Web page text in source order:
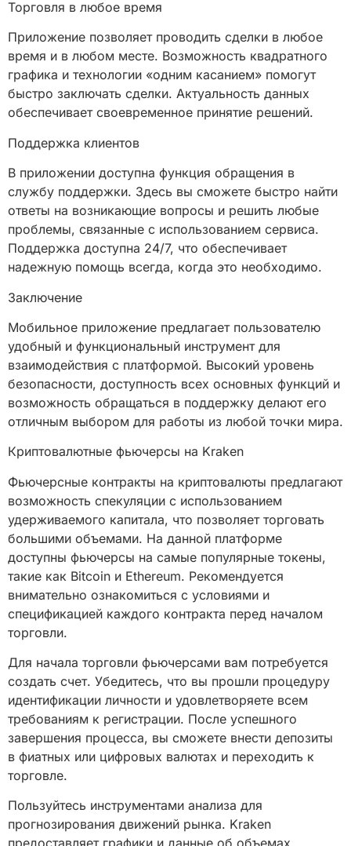
Торговля в любое время
Приложение позволяет проводить сделки в любое
время и в любом месте. Возможность квадратного
графика и технологии «одним касанием» помогут
быстро заключать сделки. Актуальность данных
обеспечивает своевременное принятие решений.
Поддержка клиентов
В приложении доступна функция обращения в
службу поддержки. Здесь вы сможете быстро найти
ответы на возникающие вопросы и решить любые
проблемы, связанные с использованием сервиса.
Поддержка доступна 24/7, что обеспечивает
надежную помощь всегда, когда это необходимо.
Заключение
Мобильное приложение предлагает пользователю
удобный и функциональный инструмент для
взаимодействия с платформой. Высокий уровень
безопасности, доступность всех основных функций и
возможность обращаться в поддержку делают его
отличным выбором для работы из любой точки мира.
Криптовалютные фьючерсы на Kraken
Фьючерсные контракты на криптовалюты предлагают
возможность спекуляции с использованием
удерживаемого капитала, что позволяет торговать
большими объемами. На данной платформе
доступны фьючерсы на самые популярные токены,
такие как Bitcoin и Ethereum. Рекомендуется
внимательно ознакомиться с условиями и
спецификацией каждого контракта перед началом
торговли.
Для начала торговли фьючерсами вам потребуется
создать счет. Убедитесь, что вы прошли процедуру
идентификации личности и удовлетворяете всем
требованиям к регистрации. После успешного
завершения процесса, вы сможете внести депозиты
в фиатных или цифровых валютах и переходить к
торговле.
Пользуйтесь инструментами анализа для
прогнозирования движений рынка. Kraken